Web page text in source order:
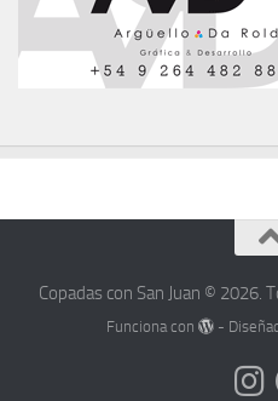
Copadas con San Juan © 2026.
Funciona con -